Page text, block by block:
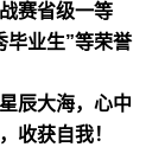
赛省级一等
毕业生”等荣誉
辰大海，心中
收获自我！